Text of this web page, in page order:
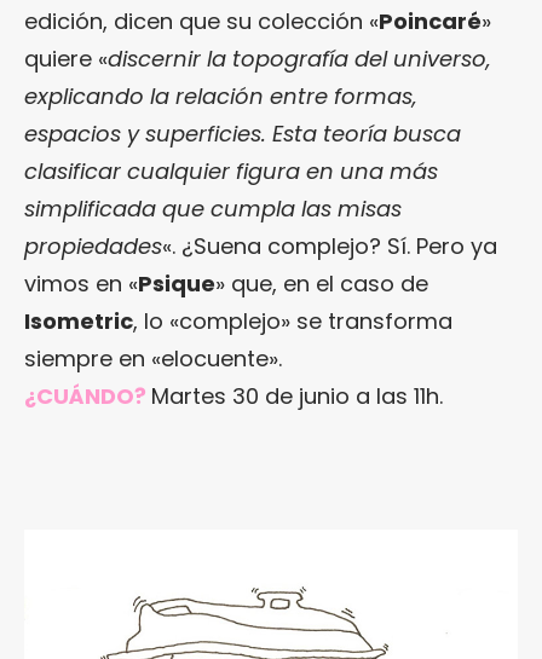
edición, dicen que su colección «Poincaré»
quiere «discernir la topografía del universo,
explicando la relación entre formas,
espacios y superficies. Esta teoría busca
clasificar cualquier figura en una más
simplificada que cumpla las misas
propiedades«. ¿Suena complejo? Sí. Pero ya
vimos en «Psique» que, en el caso de
Isometric, lo «complejo» se transforma
siempre en «elocuente».
¿CUÁNDO? Martes 30 de junio a las 11h.